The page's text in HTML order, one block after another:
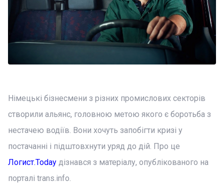
Німецькі бізнесмени з різних промислових секторів
створили альянс, головною метою якого є боротьба з
нестачею водіїв. Вони хочуть запобігти кризі у
постачанні і підштовхнути уряд до дій. Про це
Логист.Today дізнався з матеріалу, опублікованого на
порталі trans.info.